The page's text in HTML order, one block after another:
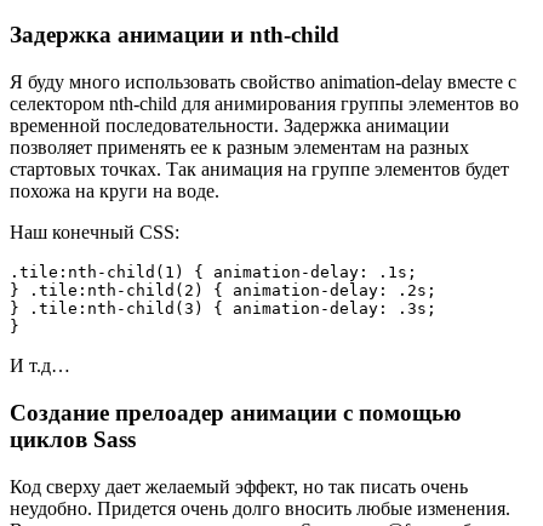
Задержка анимации и nth-child
Я буду много использовать свойство animation-delay вместе с
селектором nth-child для анимирования группы элементов во
временной последовательности. Задержка анимации
позволяет применять ее к разным элементам на разных
стартовых точках. Так анимация на группе элементов будет
похожа на круги на воде.
Наш конечный CSS:
.tile:nth-child(1) { animation-delay: .1s;
} .tile:nth-child(2) { animation-delay: .2s;
} .tile:nth-child(3) { animation-delay: .3s;
И т.д…
Создание прелоадер анимации с помощью
циклов Sass
Код сверху дает желаемый эффект, но так писать очень
неудобно. Придется очень долго вносить любые изменения.